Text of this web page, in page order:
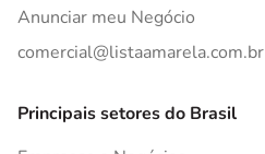
Anunciar meu Negócio
comercial@listaamarela.com.br
Principais setores do Brasil